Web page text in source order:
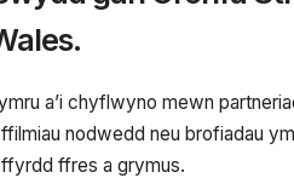
a’i chyflwyno mewn
nodwedd neu brofiadau
ffres a grymus.